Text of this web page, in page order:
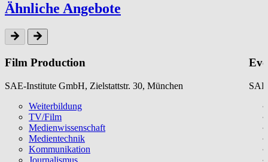
Ähnliche Angebote
Film Production
SAE-Institute GmbH, Zielstattstr. 30, München
Weiterbildung
TV/Film
Medienwissenschaft
Medientechnik
Kommunikation
Journalismus